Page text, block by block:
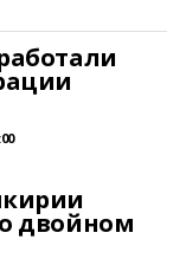
двойном